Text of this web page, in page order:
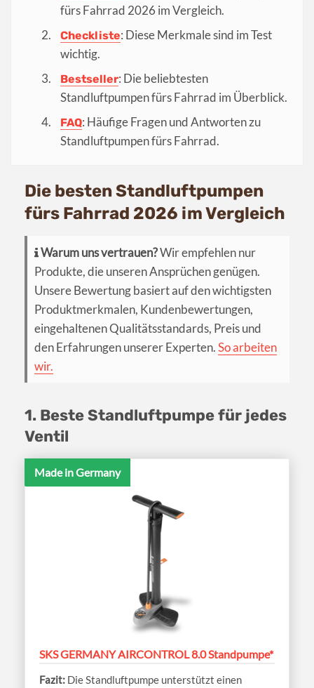
fürs Fahrrad 2026 im Vergleich.
Checkliste: Diese Merkmale sind im Test
wichtig.
Bestseller: Die beliebtesten
Standluftpumpen fürs Fahrrad im Überblick.
FAQ: Häufige Fragen und Antworten zu
Standluftpumpen fürs Fahrrad.
Die besten Standluftpumpen
fürs Fahrrad 2026 im Vergleich
Warum uns vertrauen?Wir empfehlen nur
Produkte, die unseren Ansprüchen genügen.
Unsere Bewertung basiert auf den wichtigsten
Produktmerkmalen, Kundenbewertungen,
eingehaltenen Qualitätsstandards, Preis und
den Erfahrungen unserer Experten.So arbeiten
wir.
1. Beste Standluftpumpe für jedes
Ventil
Made in Germany
SKS GERMANY AIRCONTROL 8.0 Standpumpe*
Die Standluftpumpe unterstützt einen